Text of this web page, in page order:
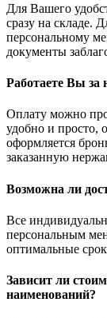
Для Вашего
сразу на складе.
персональному
документы
Работаете Вы за
Оплату можно
удобно и просто,
оформляется
заказанную
Возможна ли
Все
персональным
оптимальные
Зависит ли
наименований?